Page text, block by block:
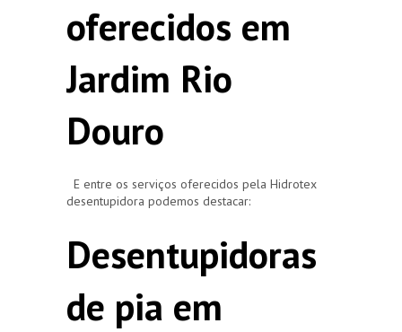
oferecidos em
Jardim Rio
Douro
E entre os serviços oferecidos pela Hidrotex
desentupidora podemos destacar:
Desentupidoras
de pia em